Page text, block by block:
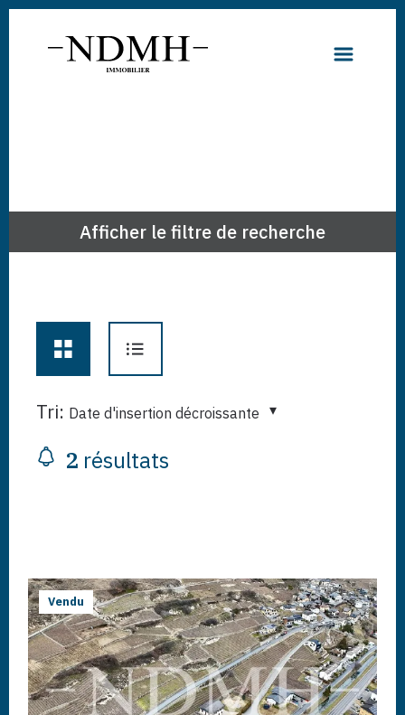
Afficher le filtre de recherche
Tri: Date d'insertion décroissante
2 résultats
Vendu